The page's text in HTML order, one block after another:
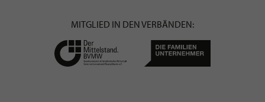
MITGLIED IN DEN VERBÄNDEN: